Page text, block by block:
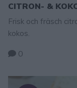
CITRON- &
Frisk och fräsch
kokos.
0